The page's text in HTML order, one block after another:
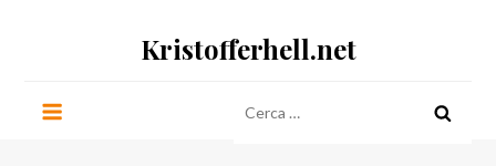
Kristofferhell.net
per: